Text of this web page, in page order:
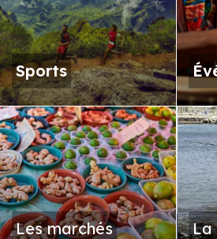
Sports
Les marchés La